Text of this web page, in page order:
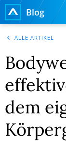
Blog
ALLE ARTIKEL
dem